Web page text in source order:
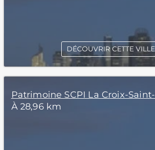
DÉCOUVRIR CETTE VILLE
Patrimoine SCPI La Croix-
À 28,96 km